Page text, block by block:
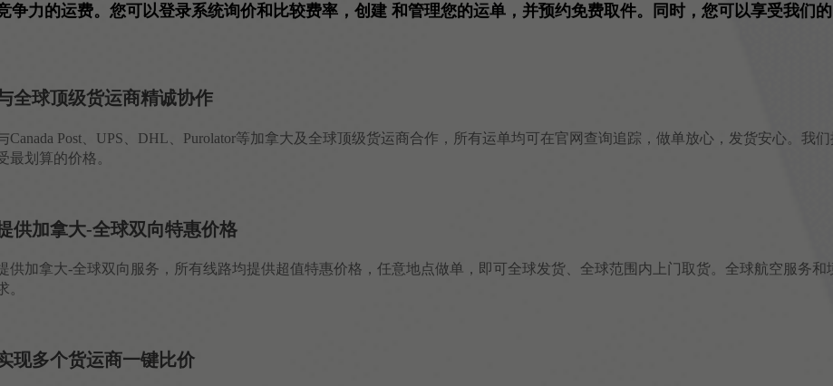
争力的运费。您可以登录系统询价和比较费率，创建 和管理您的运单，并预约免费取件。同时，您可以享受我们的
全球顶级货运商精诚协作
Canada Post、UPS、DHL、Purolator等加拿大及全球顶级货运商合作，所有运单均可在官网查询追踪，做单放心，发货安心。
最划算的价格。
供加拿大-全球双向特惠价格
供加拿大-全球双向服务，所有线路均提供超值特惠价格，任意地点做单，即可全球发货、全球范围内上门取货。全球航空服务
。
现多个货运商一键比价